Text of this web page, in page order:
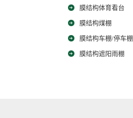
膜结构体育看台
膜结构煤棚
膜结构车棚/停车棚
膜结构遮阳雨棚